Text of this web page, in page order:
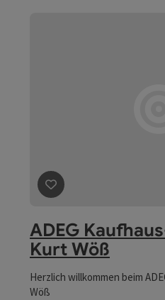
Beitrag merken :
ADEG
Kurt Wöß
Herzlich willkommen beim
Wöß